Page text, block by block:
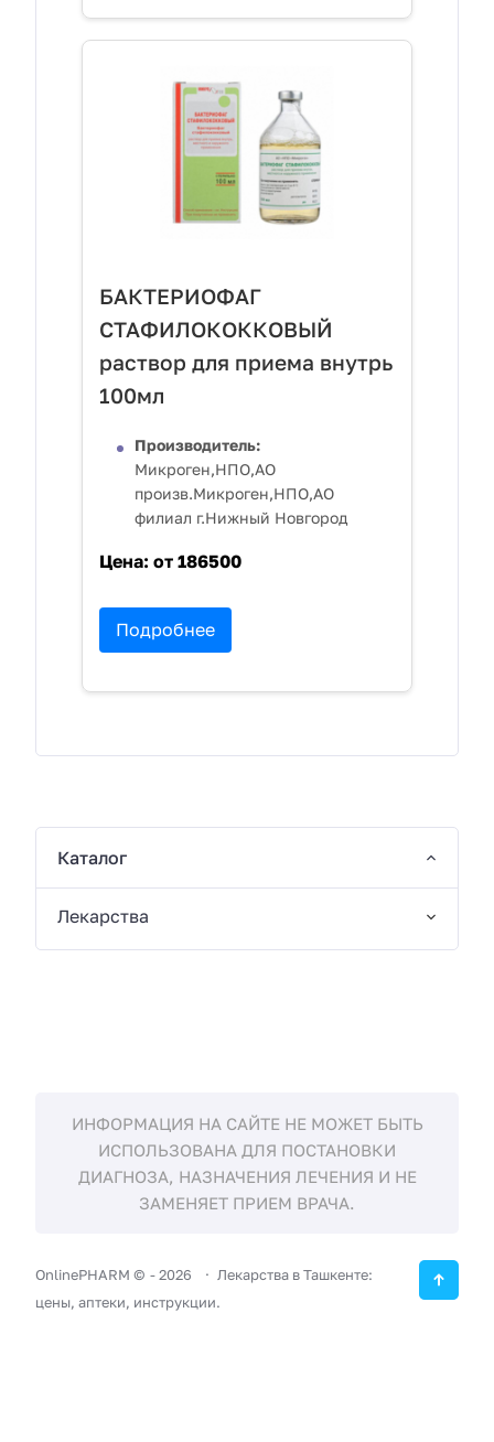
БАКТЕРИОФАГ
СТАФИЛОКОККОВЫЙ
раствор для приема внутрь
100мл
Производитель:
Микроген,НПО,АО
произв.Микроген,НПО,АО
филиал г.Нижный Новгород
Цена: от 186500
Подробнее
Каталог
Лекарства
ИНФОРМАЦИЯ НА САЙТЕ НЕ МОЖЕТ БЫТЬ
ИСПОЛЬЗОВАНА ДЛЯ ПОСТАНОВКИ
ДИАГНОЗА, НАЗНАЧЕНИЯ ЛЕЧЕНИЯ И НЕ
ЗАМЕНЯЕТ ПРИЕМ ВРАЧА.
OnlinePHARM © -2026
Лекарства в Ташкенте:
цены, аптеки, инструкции.